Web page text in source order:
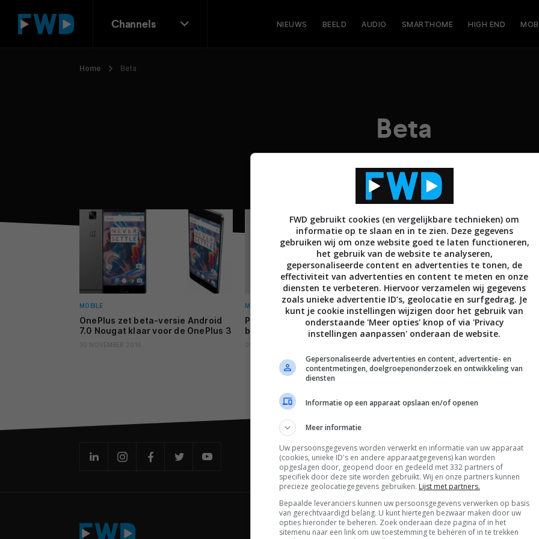
Channels NIEUWS BEELD AUDIO SMARTHOME HIGH END
Home Beta
Beta
MOBILE
OnePlus zet beta-versie Android
7.0 Nougat klaar voor de OnePlus 3
30 NOVEMBER 2016
MOBILE
Publieke bèta van iOS 9 is nu
beschikbaar
09 JULI 2015
De laatste updates in je mailbox
Channels
FWD gebruikt cookies (en vergelijkbare technieken) om
informatie op te slaan en in te zien. Deze gegevens
gebruiken wij om onze website goed te laten functioneren,
het gebruik van de website te analyseren,
gepersonaliseerde content en advertenties te tonen, de
effectiviteit van advertenties en content te meten en onze
diensten te verbeteren. Hiervoor verzamelen wij gegevens
zoals unieke advertentie ID’s, geolocatie en surfgedrag. Je
kunt je cookie instellingen wijzigen door het gebruik van
onderstaande 'Meer opties' knop of via 'Privacy
instellingen aanpassen' onderaan de website.
Gepersonaliseerde advertenties en content, advertentie- en
contentmetingen, doelgroepenonderzoek en ontwikkeling van
diensten
Informatie op een apparaat opslaan en/of openen
Meer informatie
Uw persoonsgegevens worden verwerkt en informatie van uw apparaat
(cookies, unieke ID's en andere apparaatgegevens) kan worden
opgeslagen door, geopend door en gedeeld met 332 partners of
specifiek door deze site worden gebruikt. Wij en onze partners kunnen
precieze geolocatiegegevens gebruiken. Lijst met partners.
Bepaalde leveranciers kunnen uw persoonsgegevens verwerken op basis
van gerechtvaardigd belang. U kunt hiertegen bezwaar maken door uw
opties hieronder te beheren. Zoek onderaan deze pagina of in het
sitemenu naar een link om uw toestemming te beheren of in te trekken